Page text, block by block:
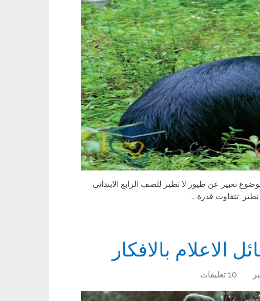
تعبير عن طيور لا تطير للصف الرابع الابتدائى
تتفاوت قدرة …
بالافكار
10 تعليقات